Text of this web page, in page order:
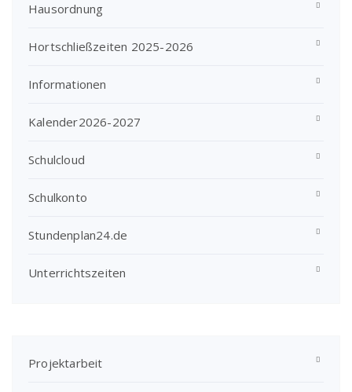
Hausordnung
Hortschließzeiten 2025-2026
Informationen
Kalender2026-2027
Schulcloud
Schulkonto
Stundenplan24.de
Unterrichtszeiten
Projektarbeit